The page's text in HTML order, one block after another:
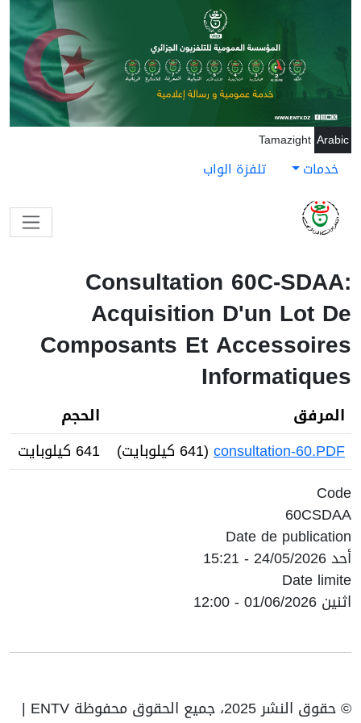
تجاوز إلى المحتوى الرئيسي
Arabic
Tamazight
خدمات تلفزة الواب
Consultation 60C-SDAA:
Acquisition D'un Lot De
Composants Et Accessoires
Informatiques
المرفق
الحجم
consultation-60.PDF (641 كيلوبايت)
641 كيلوبايت
Code
60CSDAA
Date de publication
أحد 24/05/2026 - 15:21
Date limite
اثنين 01/06/2026 - 12:00
© حقوق النشر 2025، جميع الحقوق محفوظة ENTV |